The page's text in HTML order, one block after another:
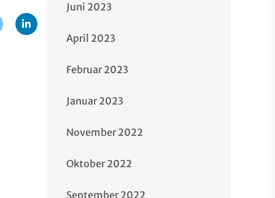
Juni 2023
April 2023
Februar 2023
Januar 2023
November 2022
Oktober 2022
September 2022